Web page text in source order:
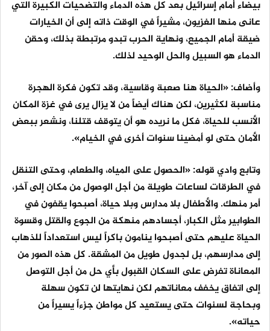
بيضاء أمام إسرائيل بعد كل هذه الدماء والتضحيات الكبيرة التي
عانى منها الغزيون، مشيراً في الوقت ذاته إلى أن الخيارات
ضيقة أمام الجميع، ونهاية الحرب تبدو مرتبطة بذلك، وحقن
الدماء هو السبيل والحل الوحيد لذلك.
وأضاف: «الحياة هنا صعبة وقاسية، وقد تكون فكرة الهجرة
مناسبة لكثيرين، لكن هناك أيضاً من لا يزال يرى في غزة المكان
الأنسب للحياة، فكل ما نريده هو أن يتوقف قتلنا، ونشعر ببعض
الأمان حتى لو أمضينا سنوات أخرى في الخيام».
وتابع وادي قوله: «الحصول على المياه، والطعام، وحتى التنقل
في الطرقات لساعات طويلة من أجل الوصول من مكان إلى آخر،
أمر منهك. والأطفال بلا مدارس وبلا حياة، أصبحوا يقفون في
الطوابير مثل الكبار، أجسادهم منهكة من الجوع والقتل وقسوة
الحياة عليهم حتى أصبحوا ينامون باكراً ليس استعداداً للذهاب
إلى مدارسهم، بل لجدول طويل من المشقة. كل هذه الصور من
المعاناة تفرض على السكان القبول بأي حل من أجل التوصل
إلى اتفاق يخفف معاناتهم لكن نهايتها لن تكون سهلة
وبحاجة لسنوات حتى يستعيد كل مواطن جزءاً يسيراً من
حياته».